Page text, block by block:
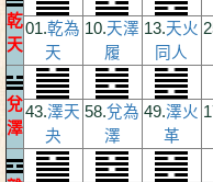
乾
天
01.乾為
天
10.天澤
履
13.天火
同人
兌
澤
43.澤天
夬
58.兌為
澤
49.澤火
革